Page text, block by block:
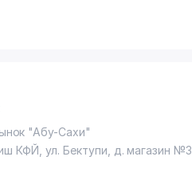
"Абу-Сахи"
КФЙ,ул. Бектупи , д. магазин №3